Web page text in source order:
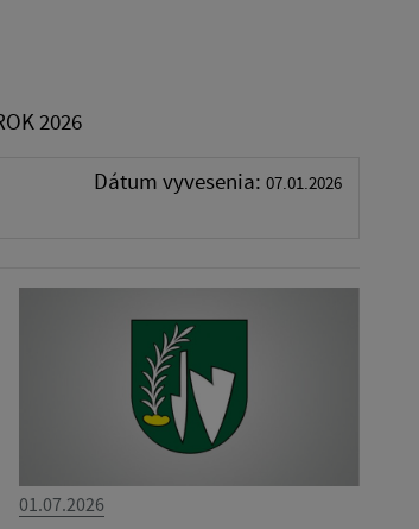
2026
Dátum vyvesenia: 07.01.2026
01.07.2026